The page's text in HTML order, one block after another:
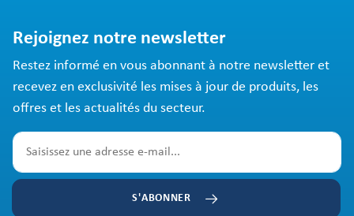
Rejoignez notre newsletter
Restez informé en vous abonnant à notre newsletter et
recevez en exclusivité les mises à jour de produits, les
offres et les actualités du secteur.
S'ABONNER